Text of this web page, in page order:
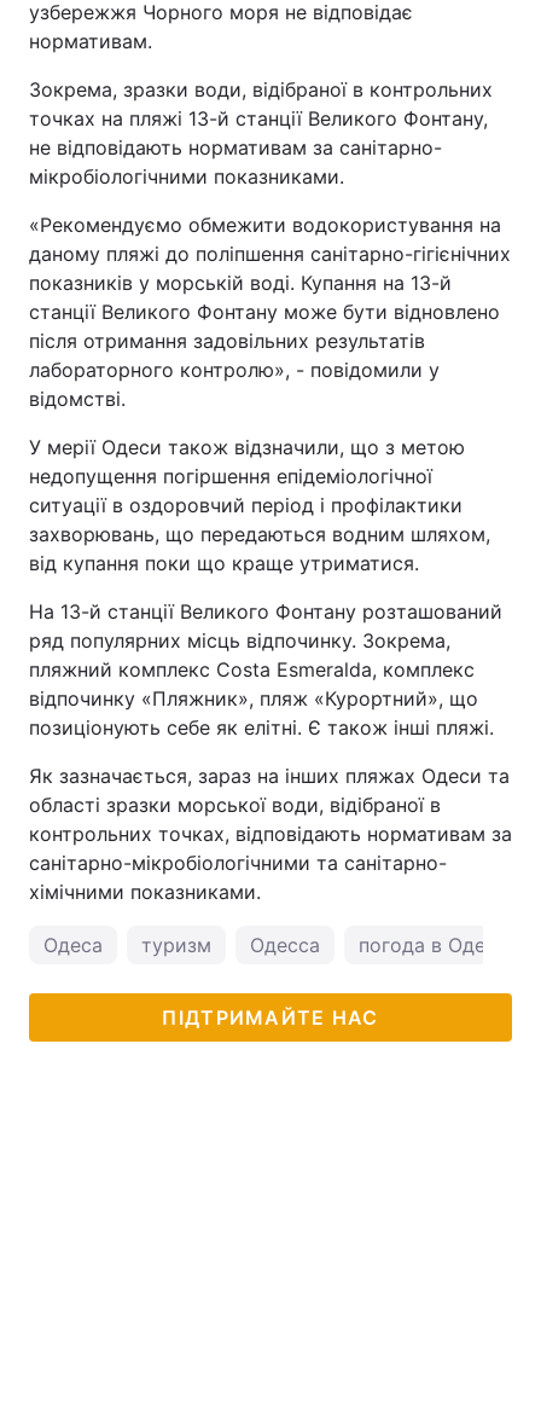
узбережжя Чорного моря не відповідає
нормативам.
Зокрема, зразки води, відібраної в контрольних
точках на пляжі 13-й станції Великого Фонтану,
не відповідають нормативам за санітарно-
мікробіологічними показниками.
«Рекомендуємо обмежити водокористування на
даному пляжі до поліпшення санітарно-гігієнічних
показників у морській воді. Купання на 13-й
станції Великого Фонтану може бути відновлено
після отримання задовільних результатів
лабораторного контролю», - повідомили у
відомстві.
У мерії Одеси також відзначили, що з метою
недопущення погіршення епідеміологічної
ситуації в оздоровчий період і профілактики
захворювань, що передаються водним шляхом,
від купання поки що краще утриматися.
На 13-й станції Великого Фонтану розташований
ряд популярних місць відпочинку. Зокрема,
пляжний комплекс Costa Esmeralda, комплекс
відпочинку «Пляжник», пляж «Курортний», що
позиціонують себе як елітні. Є також інші пляжі.
Як зазначається, зараз на інших пляжах Одеси та
області зразки морської води, відібраної в
контрольних точках, відповідають нормативам за
санітарно-мікробіологічними та санітарно-
хімічними показниками.
Одеса туризм Одесса погода в Одесі
ПІДТРИМАЙТЕ НАС